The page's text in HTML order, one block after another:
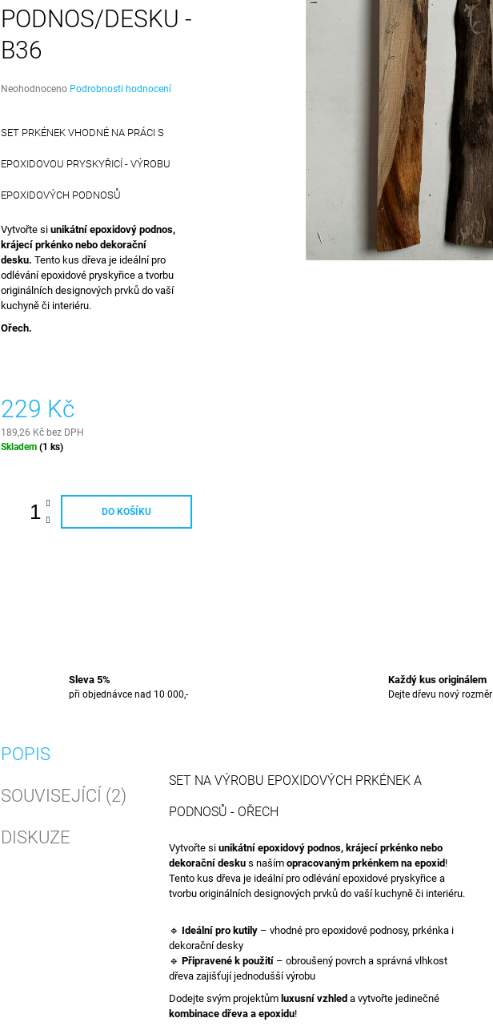
PODNOS/DESKU -
B36
Průměrné
je
z
hvězdiček.
Neohodnoceno Podrobnosti hodnocení
SET PRKÉNEK VHODNÉ NA PRÁCI S
EPOXIDOVOU PRYSKYŘICÍ - VÝROBU
EPOXIDOVÝCH PODNOSŮ
Vytvořte si unikátní epoxidový podnos,
krájecí prkénko nebo dekorační
desku. Tento kus dřeva je ideální pro
odlévání epoxidové pryskyřice a tvorbu
originálních designových prvků do vaší
kuchyně či interiéru.
Ořech.
229 Kč
189,26 Kč bez DPH
Měrná
Skladem (1 ks)
DO KOŠÍKU
Sleva 5%
při objednávce nad 10 000,-
Každý kus originálem
Dejte dřevu nový rozměr
POPIS
SOUVISEJÍCÍ (2)
DISKUZE
SET NA VÝROBU EPOXIDOVÝCH PRKÉNEK A
PODNOSŮ - OŘECH
Vytvořte si unikátní epoxidový podnos, krájecí prkénko nebo
dekorační deskus naším opracovaným prkénkem na epoxid!
Tento kus dřeva je ideální pro odlévání epoxidové pryskyřice a
tvorbu originálních designových prvků do vaší kuchyně či interiéru.
🔹 Ideální pro kutily– vhodné pro epoxidové podnosy, prkénka i
dekorační desky
🔹 Připravené k použití– obroušený povrch a správná vlhkost
dřeva zajišťují jednodušší výrobu
Dodejte svým projektům luxusní vzhleda vytvořte jedinečné
kombinace dřeva a epoxidu!
2 349 Kč
6 600 Kč